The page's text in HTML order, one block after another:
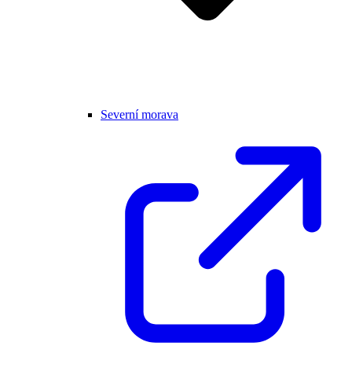
Severní morava